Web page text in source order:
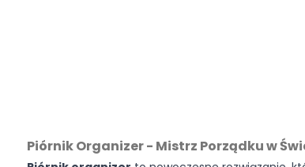
Piórnik Organizer - Mistrz Porządku w